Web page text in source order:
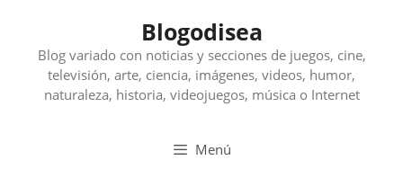
contenido
Blogodisea
Blog variado con noticias y secciones de juegos, cine,
televisión, arte, ciencia, imágenes, videos, humor,
naturaleza, historia, videojuegos, música o Internet
Menú